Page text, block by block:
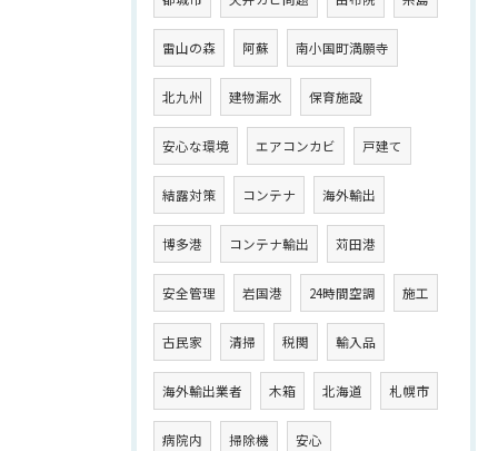
雷山の森 阿蘇 南小国町満願寺
北九州 建物漏水 保育施設
安心な環境 エアコンカビ 戸建て
結露対策 コンテナ 海外輸出
博多港 コンテナ輸出 苅田港
安全管理 岩国港 24時間空調 施工
古民家 清掃 税関 輸入品
海外輸出業者 木箱 北海道 札幌市
病院内 掃除機 安心